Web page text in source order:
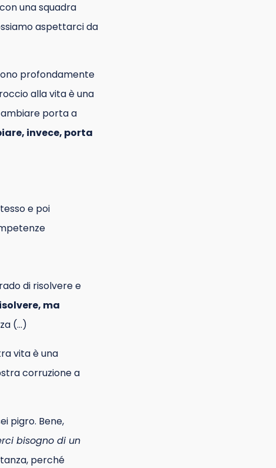
una squadra
aspettarci da
profondamente
alla vita è una
porta a
invece, porta
e poi
di risolvere e
ma
(…)
vita è una
corruzione a
pigro. Bene,
bisogno di un
perché